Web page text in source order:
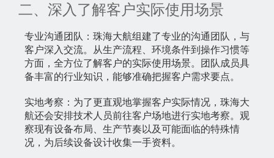
二、深入了解客户实际使用场景
专业沟通团队：珠海大航组建了专业的沟通团队，与
客户深入交流。从生产流程、环境条件到操作习惯等
方面，全方位了解客户的实际使用场景。团队成员具
备丰富的行业知识，能够准确把握客户需求要点。
实地考察：为了更直观地掌握客户实际情况，珠海大
航还会安排技术人员前往客户场地进行实地考察。观
察现有设备布局、生产节奏以及可能面临的特殊情
况，为后续设备设计收集一手资料。